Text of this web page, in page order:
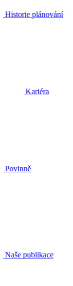
Historie plánování
Kariéra
Povinně
Naše publikace